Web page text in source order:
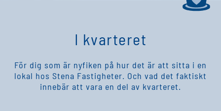
I kvarteret
För dig som är nyfiken på hur det är att sitta i en
lokal hos Stena Fastigheter. Och vad det faktiskt
innebär att vara en del av kvarteret.